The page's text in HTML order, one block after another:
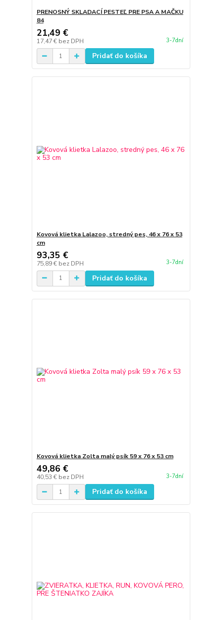
PRENOSNÝ SKLADACÍ PESTEĽ PRE PSA A MAČKU
84
21,49 €
17,47 € bez DPH 3-7dní
Pridať do košíka
Kovová klietka Lalazoo, stredný pes, 46 x 76 x 53
cm
93,35 €
75,89 € bez DPH 3-7dní
Pridať do košíka
Kovová klietka Zolta malý psík 59 x 76 x 53 cm
49,86 €
40,53 € bez DPH 3-7dní
Pridať do košíka